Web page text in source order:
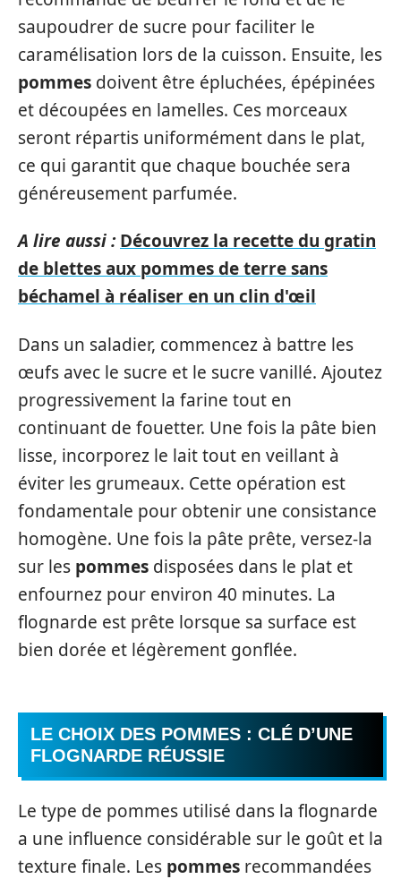
saupoudrer de sucre pour faciliter le
caramélisation lors de la cuisson. Ensuite, les
pommes doivent être épluchées, épépinées
et découpées en lamelles. Ces morceaux
seront répartis uniformément dans le plat,
ce qui garantit que chaque bouchée sera
généreusement parfumée.
A lire aussi : Découvrez la recette du gratin
de blettes aux pommes de terre sans
béchamel à réaliser en un clin d'œil
Dans un saladier, commencez à battre les
œufs avec le sucre et le sucre vanillé. Ajoutez
progressivement la farine tout en
continuant de fouetter. Une fois la pâte bien
lisse, incorporez le lait tout en veillant à
éviter les grumeaux. Cette opération est
fondamentale pour obtenir une consistance
homogène. Une fois la pâte prête, versez-la
sur les pommes disposées dans le plat et
enfournez pour environ 40 minutes. La
flognarde est prête lorsque sa surface est
bien dorée et légèrement gonflée.
LE CHOIX DES POMMES : CLÉ D’UNE
FLOGNARDE RÉUSSIE
Le type de pommes utilisé dans la flognarde
a une influence considérable sur le goût et la
texture finale. Les pommes recommandées